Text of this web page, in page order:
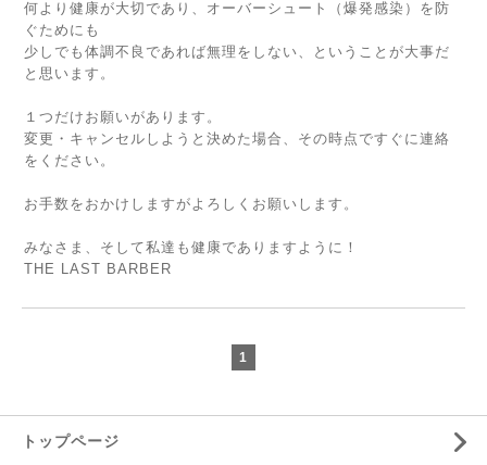
何より健康が大切であり、オーバーシュート（爆発感染）を防
ぐためにも
少しでも体調不良であれば無理をしない、ということが大事だ
と思います。
１つだけお願いがあります。
変更・キャンセルしようと決めた場合、その時点ですぐに連絡
をください。
お手数をおかけしますがよろしくお願いします。
みなさま、そして私達も健康でありますように！
THE LAST BARBER
1
トップページ